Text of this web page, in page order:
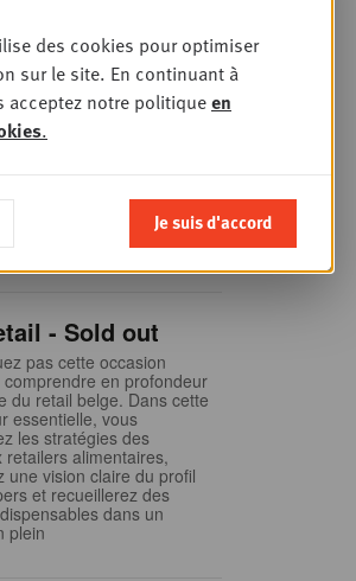
planning
Succes aan de
is geen toeval!
- Sold out
pas cette occasion
comprendre en profondeur
du retail belge. Dans cette
essentielle, vous
les stratégies des
retailers alimentaires,
une vision claire du profil
et recueillerez des
dans un
plein
des cookies pour optimiser
sur le site. En continuant à
acceptez notre politiqueen
.
Je suis d'accord